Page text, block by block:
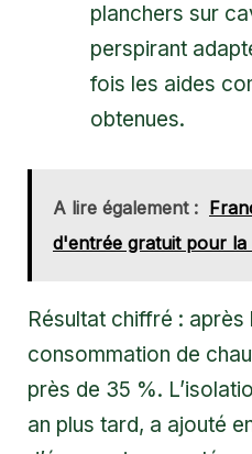
planchers sur
perspirant
fois les aides
obtenues.
A lire également :
d'entrée gratuit pour la
Résultat chiffré :
consommation de
près de 35 %.
an plus tard, a ajouté